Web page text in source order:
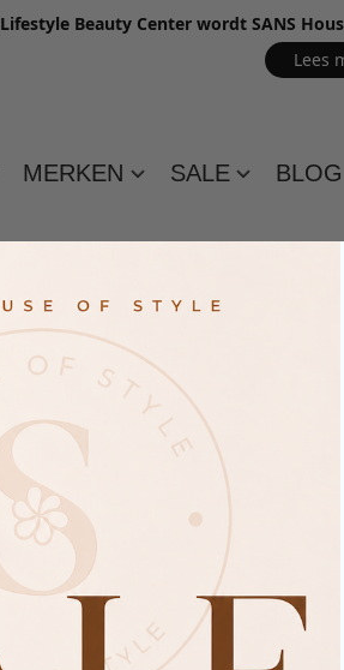
Lifestyle Beauty Center wordt SANS
Lees
MERKEN SALE BLOG